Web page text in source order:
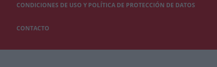
CONDICIONES DE USO Y POLÍTICA DE PROTECCIÓN DE DATOS
CONTACTO